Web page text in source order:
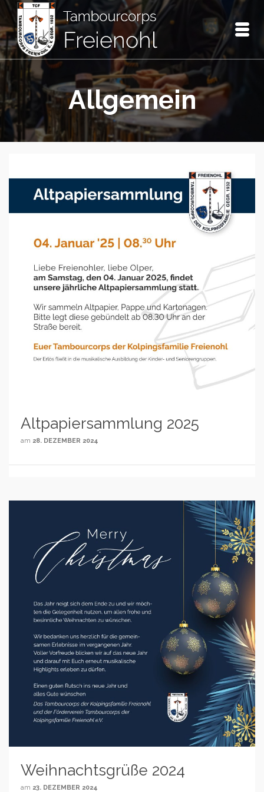
Allgemein
Altpapiersammlung 2025
am 28. DEZEMBER 2024
Weihnachtsgrüße 2024
am 23. DEZEMBER 2024